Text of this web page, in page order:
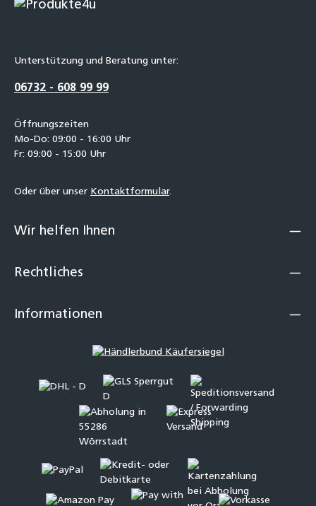
Unterstützung und Beratung unter:
06732 - 608 99 99
Öffnungszeiten
Mo-Do: 09:00 - 16:00 Uhr
Fr: 09:00 - 15:00 Uhr
Oder über unser Kontaktformular.
Wir helfen Ihnen
Rechtliches
Informationen